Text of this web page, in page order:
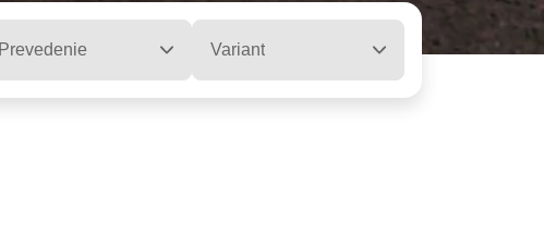
Prevedenie Variant